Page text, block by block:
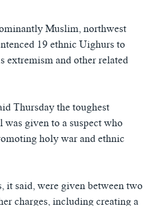
Muslim, northwest
19 ethnic Uighurs to
and other related
Thursday the toughest
given to a suspect who
holy war and ethnic
it said, were given between two